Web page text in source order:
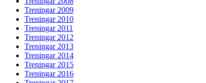
Treningar 2009
Treningar 2010
Treningar 2011
Treningar 2012
Treningar 2013
Treningar 2014
Treningar 2015
Treningar 2016